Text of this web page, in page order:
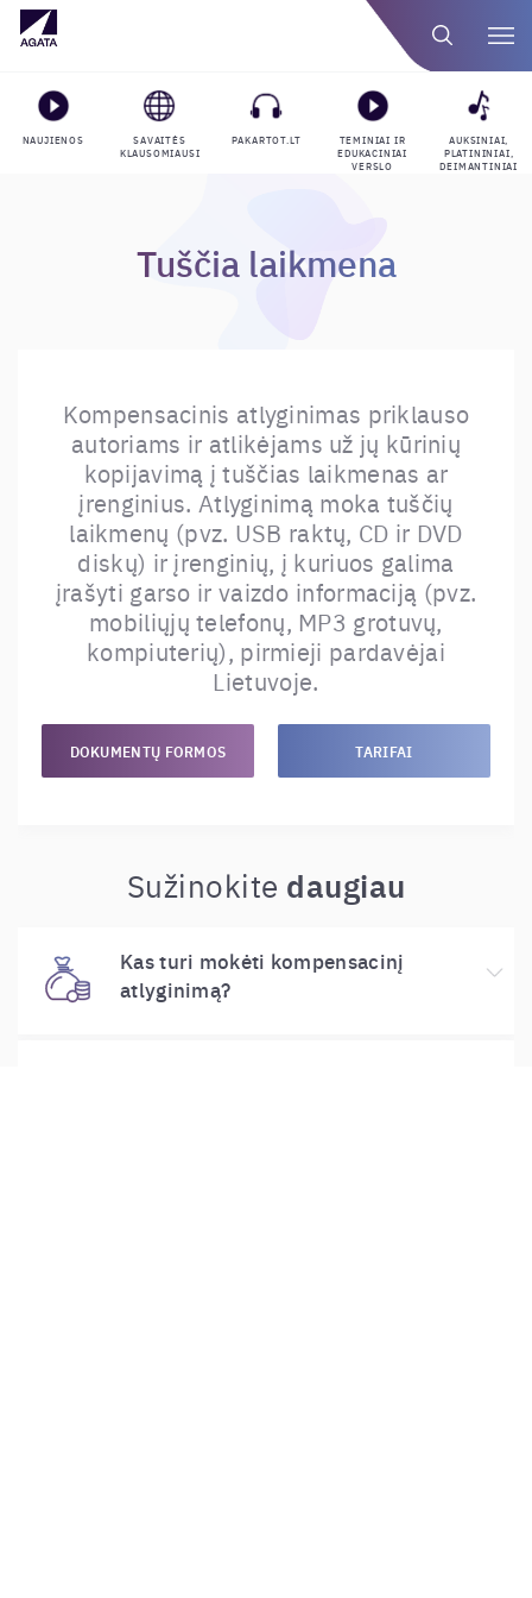
NAUJIENOS
SAVAITĖS
KLAUSOMIAUSI
PAKARTOT.LT
TEMINIAI IR
EDUKACINIAI
VERSLO
AUKSINIAI,
PLATININIAI,
DEIMANTINIAI
Tuščia laikmena
Kompensacinis atlyginimas priklauso
autoriams ir atlikėjams už jų kūrinių
kopijavimą į tuščias laikmenas ar
įrenginius. Atlyginimą moka tuščių
laikmenų (pvz. USB raktų, CD ir DVD
diskų) ir įrenginių, į kuriuos galima
įrašyti garso ir vaizdo informaciją (pvz.
mobiliųjų telefonų, MP3 grotuvų,
kompiuterių), pirmieji pardavėjai
Lietuvoje.
DOKUMENTŲ FORMOS TARIFAI
Sužinokite daugiau
Kas turi mokėti kompensacinį
atlyginimą?